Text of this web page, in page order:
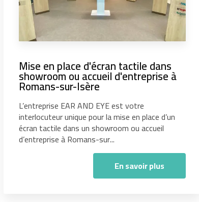
Mise en place d'écran tactile dans
showroom ou accueil d'entreprise à
Romans-sur-Isère
L’entreprise EAR AND EYE est votre
interlocuteur unique pour la mise en place d’un
écran tactile dans un showroom ou accueil
d’entreprise à Romans-sur...
En savoir plus